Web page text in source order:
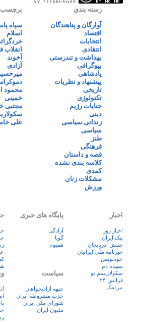
رسته بندي
آوارگان و پناهندگان
اقتصاد
انتخابات
انتقادی
بهداشت و تندرستی
بیوگرافی
پادشاهی
پیشنهاد و نظریات
تاریخی
تکنولوژی
جنایات رژیم
دینی
زندانی سیاسی
سیاسی
طنز
فرهنگی
قصه و داستان
کلاسه بندی نشده
کمدی
مشکلات زنان
ورزش
سپاه
اسلام
انقلاب
آخوند
آزادی
محمود
خمینی
مجتبی
علی
اخبار
اخبار روز
پيک ايران
جنبش آذربایجان
خبرنامه ملّی ایرانیان
خودنویس
سپیده دم
سکولاریسم نو
فرانس ۲۴
مردمک
پایگاه های خبری
آزادگی
گویا
همبوم
سیاست
جبهه آزادیخواهان
حزب مشروطه ایران
شورای ملی ایران
ملیون ایران